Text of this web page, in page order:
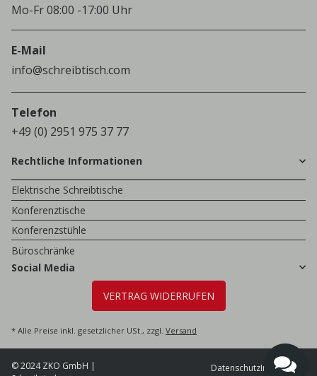
Mo-Fr 08:00 -17:00 Uhr
E-Mail
info@schreibtisch.com
Telefon
+49 (0) 2951 975 37 77
Rechtliche Informationen
Elektrische Schreibtische
Konferenztische
Konferenzstühle
Büroschränke
Social Media
VERTRAG WIDERRUFEN
* Alle Preise inkl. gesetzlicher USt., zzgl. Versand
© 2024 ZKO GmbH |
DatenschutzImpressum